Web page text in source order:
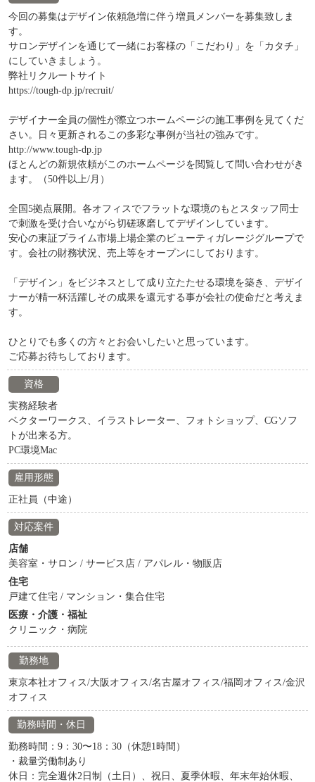
今回の募集はデザイン依頼急増に伴う増員メンバーを募集致しま
す。
サロンデザインを通じて一緒にお客様の「こだわり」を「カタチ」
にしていきましょう。
弊社リクルートサイト
https://tough-dp.jp/recruit/
デザイナー全員の個性が際立つホームページの施工事例を見てくだ
さい。日々更新されるこの多彩な事例が当社の強みです。
http://www.tough-dp.jp
ほとんどの新規依頼がこのホームページを閲覧して問い合わせがき
ます。（50件以上/月）
全国5拠点展開。各オフィスでフラットな環境のもとスタッフ同士
で刺激を受け合いながら切磋琢磨してデザインしています。
安心の東証プライム市場上場企業のビューティガレージグループで
す。会社の財務状況、売上等をオープンにしております。
「デザイン」をビジネスとして成り立たたせる環境を築き、デザイ
ナーが精一杯活躍しその成果を還元する事が会社の使命だと考えま
す。
ひとりでも多くの方々とお会いしたいと思っています。
ご応募お待ちしております。
資格
実務経験者
ベクターワークス、イラストレーター、フォトショップ、CGソフ
トが出来る方。
PC環境Mac
雇用形態
正社員（中途）
対応案件
店舗
美容室・サロン / サービス店 / アパレル・物販店
住宅
戸建て住宅 / マンション・集合住宅
医療・介護・福祉
クリニック・病院
勤務地
東京本社オフィス/大阪オフィス/名古屋オフィス/福岡オフィス/金沢
オフィス
勤務時間・休日
勤務時間：9：30〜18：30（休憩1時間）
・裁量労働制あり
休日：完全週休2日制（土日）、祝日、夏季休暇、年末年始休暇、